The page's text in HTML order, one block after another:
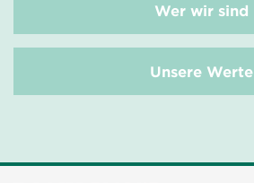
Wer wir sind
Unsere Werte